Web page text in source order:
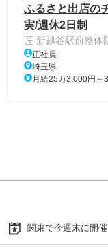
ふるさと出店の
実/週休2日制
匠 新越谷駅前整体
正社員
埼玉県
月給25万3,000円～
関東で今週末に開